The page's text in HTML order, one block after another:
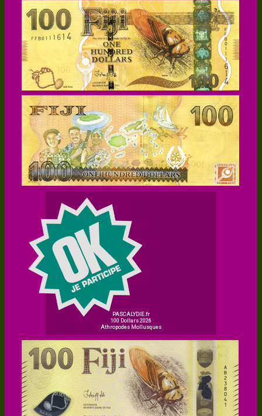
PASCALYDIE.fr
100 Dollars 2026
Athropodes Mollusques